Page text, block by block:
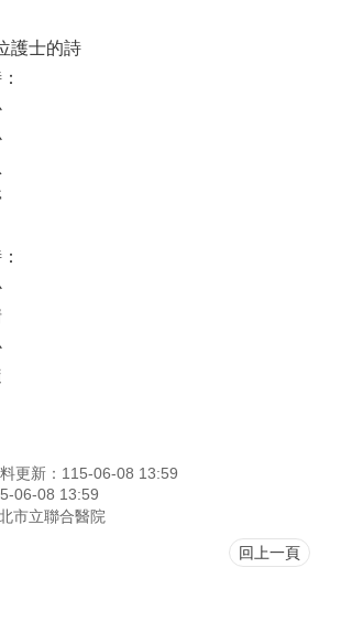
護士的詩
更新：115-06-08 13:59
06-08 13:59
市立聯合醫院
回上一頁